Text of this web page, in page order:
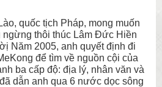
quốc tịch Pháp, mong muốn
ngừng thôi thúc Lâm Đức Hiền
Năm 2005, anh quyết định đi
để tìm về nguồn cội của
ba cấp độ: địa lý, nhân văn và
dẫn anh qua 6 nước dọc sông